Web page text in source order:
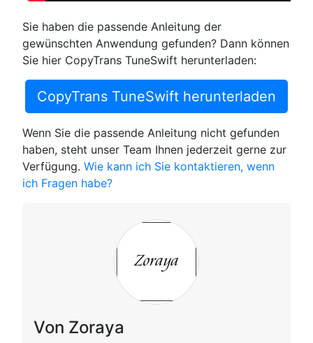
Sie haben die passende Anleitung der
gewünschten Anwendung gefunden? Dann können
Sie hier CopyTrans TuneSwift herunterladen:
CopyTrans TuneSwift herunterladen
Wenn Sie die passende Anleitung nicht gefunden
haben, steht unser Team Ihnen jederzeit gerne zur
Verfügung. Wie kann ich Sie kontaktieren, wenn
ich Fragen habe?
Von Zoraya